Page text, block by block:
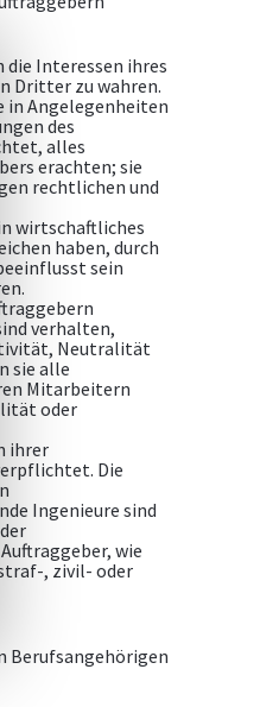
die Interessen ihres
Dritter zu wahren.
in Angelegenheiten
des
alles
erachten; sie
rechtlichen und
wirtschaftliches
haben, durch
sein
verhalten,
Neutralität
sie alle
Mitarbeitern
oder
ihrer
Die
Ingenieure sind
wie
, zivil- oder
Berufsangehörigen